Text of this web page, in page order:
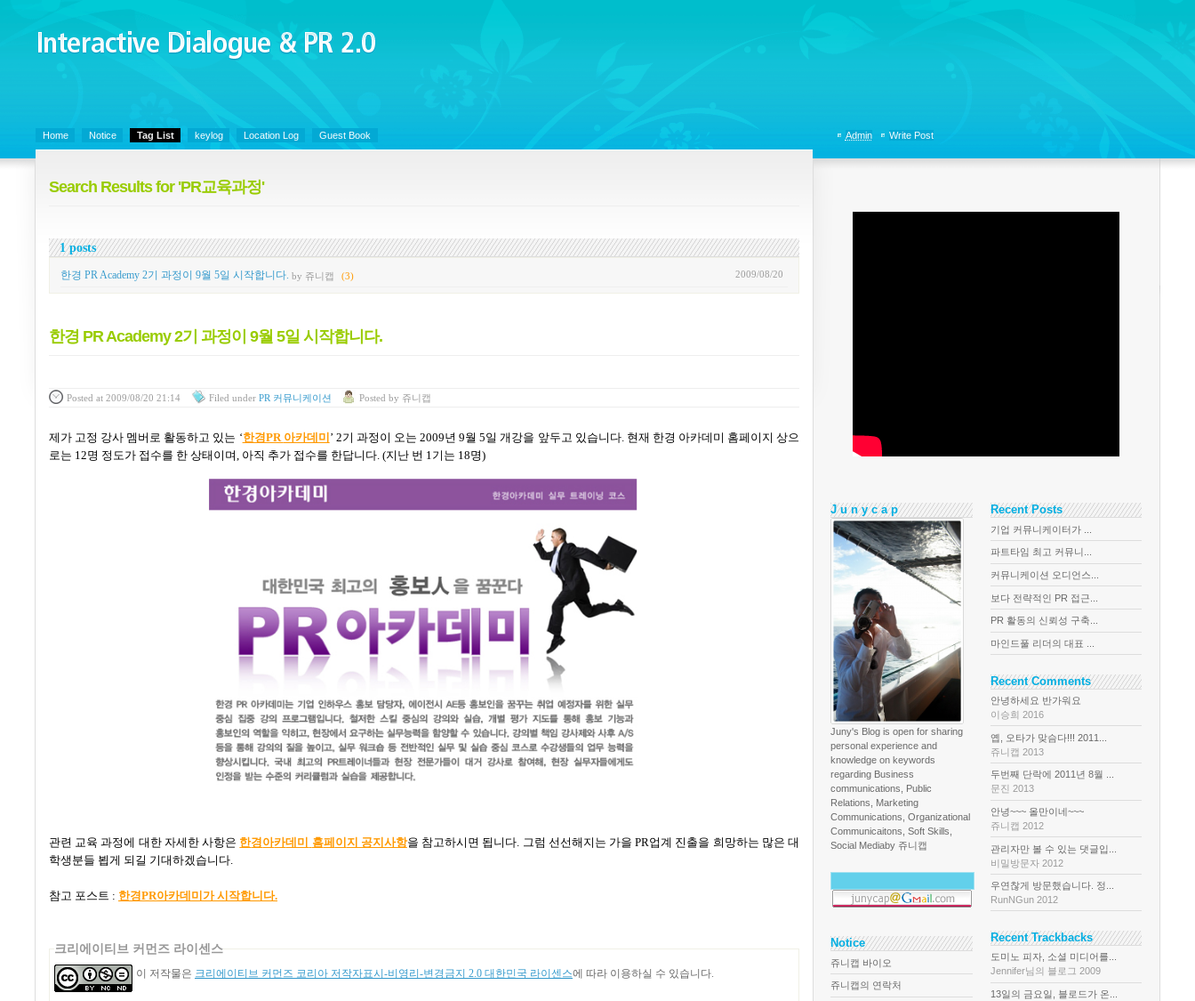
Interactive Dialogue &
PR 2.0
Home Notice Tag List keylog Location Log Guest Book
Search Results for 'PR교육과정'
1 posts
2009/08/20
한경 PR Academy 2기 과정이 9월 5일 시작합니다. by 쥬니캡 (3)
한경 PR Academy 2기 과정이 9월 5일 시작합니다.
Posted at 2009/08/20 21:14 Filed under PR 커뮤니케이션 Posted by 쥬니캡
제가 고정 강사 멤버로 활동하고 있는 ‘한경PR 아카데미 ’ 2기 과정이 오는 2009년9월 5일 개강을 앞두고 있습니다. 현재 한경 아카데미 홈페이지 상으
로는 12명 정도가 접수를 한 상태이며, 아직 추가 접수를 한답니다. (지난 번 1기는 18명)
관련 교육 과정에 대한 자세한 사항은 한경아카데미 홈페이지 공지사항을 참고하시면 됩니다 그럼 선선해지는 가을 PR업계 진출을 희망하는 많은 대
학생분들 뵙게 되길 기대하겠습니다
참고 포스트 : 한경PR아카데미가 시작합니다.
크리에이티브 커먼즈 라이센스
이 저작물은 크리에이티브 커먼즈 코리아 저작자표시-비영리-변경금지 2.0 대한민국 라이센스에 따라 이용하실 수 있습니다.
Admin Write Post
J u n y c a p
Juny's Blog is open for sharing
personal experience and
knowledge on keywords
regarding Business
communications, Public
Relations, Marketing
Communications, Organizational
Communicaitons, Soft Skills,
Social Mediaby 쥬니캡
Notice
쥬니캡 바이오
쥬니캡의 연락처
Recent Posts
기업 커뮤니케이터가 ...
파트타임 최고 커뮤니...
커뮤니케이션 오디언스...
보다 전략적인 PR 접근...
PR 활동의 신뢰성 구축...
마인드풀 리더의 대표 ...
Recent Comments
안녕하세요 반가워요
이승희 2016
옙, 오타가 맞슴다!!! 2011...
쥬니캡 2013
두번째 단락에 2011년 8월 ...
문진 2013
안녕~~~ 올만이네~~~
쥬니캡 2012
관리자만 볼 수 있는 댓글입...
비밀방문자 2012
우연찮게 방문했습니다. 정...
RunNGun 2012
Recent Trackbacks
도미노 피자, 소셜 미디어를...
Jennifer님의 블로그 2009
13일의 금요일, 블로드가 온...